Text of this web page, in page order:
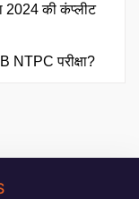
2024 की कंप्लीट
NTPC परीक्षा?